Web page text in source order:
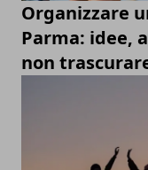
Organizzare
Parma: idee,
non